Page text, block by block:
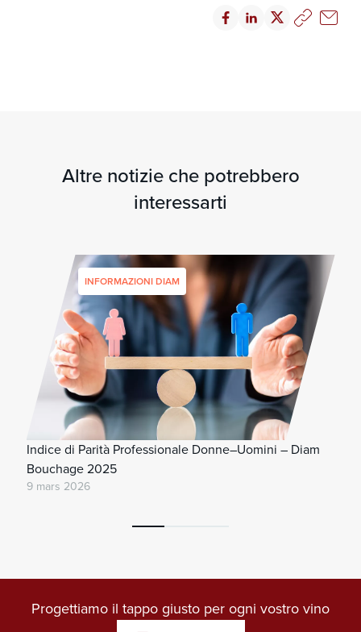
Altre notizie che potrebbero
interessarti
INFORMAZIONI DIAM
Indice di Parità Professionale Donne–Uomini – Diam
Bouchage 2025
9 mars 2026
Progettiamo il tappo giusto per ogni vostro vino